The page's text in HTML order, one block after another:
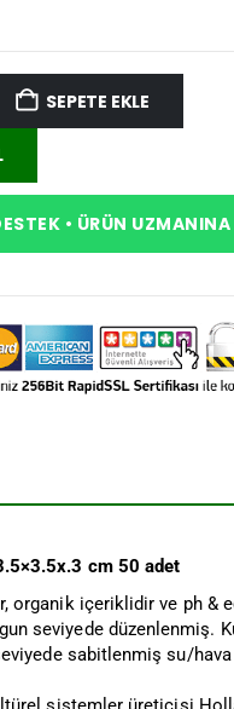
SEPETE EKLE
• ÜRÜN
cm 50 adet
organik içeriklidir ve ph &
seviyede düzenlenmiş.
sabitlenmiş su/